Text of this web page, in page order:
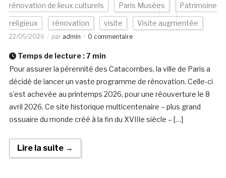
rénovation de lieux culturels Paris Musées Patrimoine
religieux rénovation visite Visite augmentée
22/05/2026 par admin 0 commentaire
Temps de lecture :7 min
Pour assurer la pérennité des Catacombes, la ville de Paris a
décidé de lancer un vaste programme de rénovation. Celle-ci
s’est achevée au printemps 2026, pour une réouverture le 8
avril 2026. Ce site historique multicentenaire – plus grand
ossuaire du monde créé à la fin du XVIIIe siècle – […]
Lire la suite →